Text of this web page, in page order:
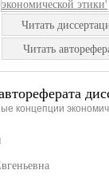
Читать
Читать
концепции